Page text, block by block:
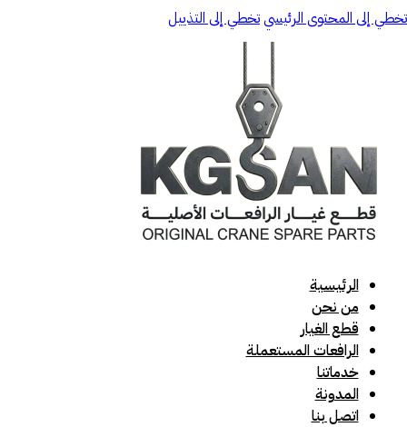
تخطي إلى المحتوى الرئيسيتخطي إلى التذييل
الرئيسية
من نحن
قطع الغيار
الرافعات المستعملة
خدماتنا
المدونة
اتصل بنا